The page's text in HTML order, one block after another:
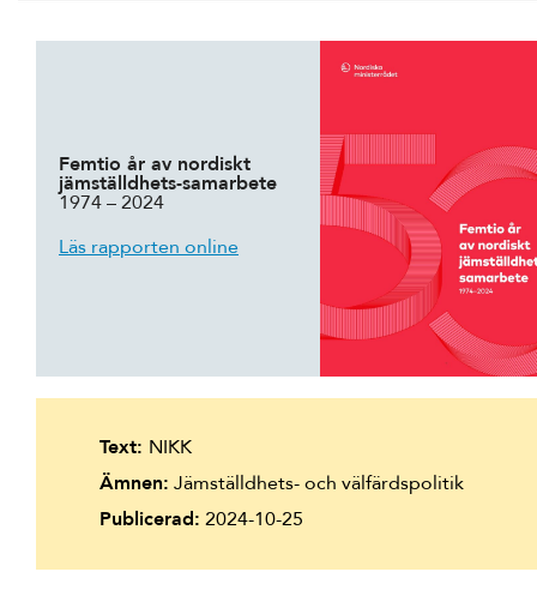
Femtio år av nordiskt
jämställdhets-samarbete
1974 – 2024
Läs rapporten online
Text: NIKK
Ämnen: Jämställdhets- och välfärdspolitik
Publicerad: 2024-10-25